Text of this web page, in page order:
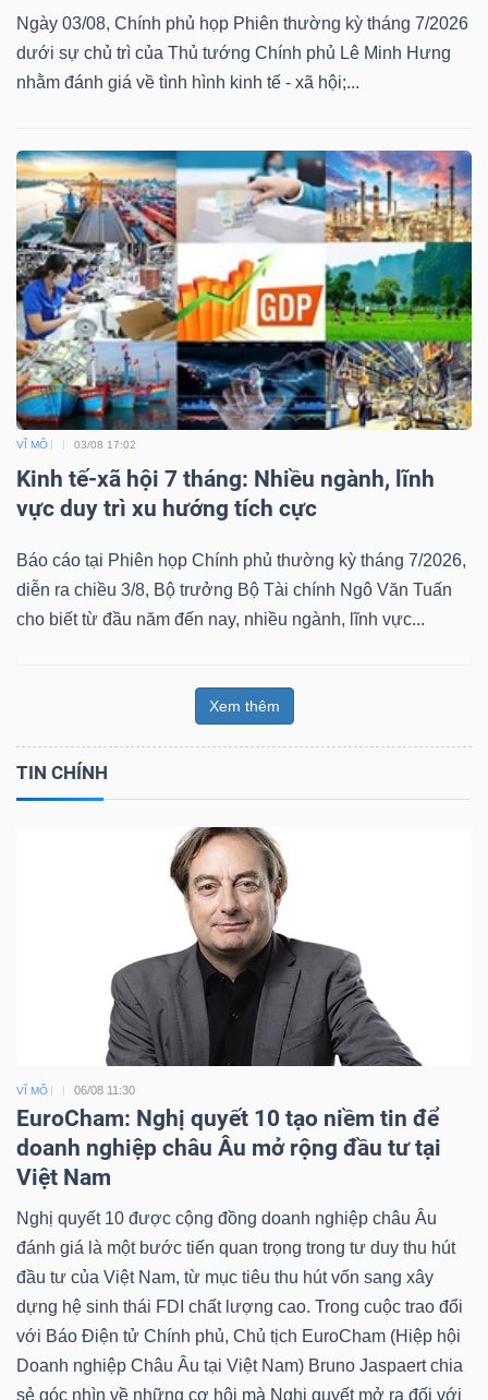
Ngày 03/08, Chính phủ họp Phiên thường kỳ tháng 7/2026
dưới sự chủ trì của Thủ tướng Chính phủ Lê Minh Hưng
nhằm đánh giá về tình hình kinh tế - xã hội;...
VĨ MÔ 03/08 17:02
Kinh tế-xã hội 7 tháng: Nhiều ngành, lĩnh
vực duy trì xu hướng tích cực
Báo cáo tại Phiên họp Chính phủ thường kỳ tháng 7/2026,
diễn ra chiều 3/8, Bộ trưởng Bộ Tài chính Ngô Văn Tuấn
cho biết từ đầu năm đến nay, nhiều ngành, lĩnh vực...
Xem thêm
TIN CHÍNH
VĨ MÔ 06/08 11:30
EuroCham: Nghị quyết 10 tạo niềm tin để
doanh nghiệp châu Âu mở rộng đầu tư tại
Việt Nam
Nghị quyết 10 được cộng đồng doanh nghiệp châu Âu
đánh giá là một bước tiến quan trọng trong tư duy thu hút
đầu tư của Việt Nam, từ mục tiêu thu hút vốn sang xây
dựng hệ sinh thái FDI chất lượng cao. Trong cuộc trao đổi
với Báo Điện tử Chính phủ, Chủ tịch EuroCham (Hiệp hội
Doanh nghiệp Châu Âu tại Việt Nam) Bruno Jaspaert chia
sẻ góc nhìn về những cơ hội mà Nghị quyết mở ra đối với